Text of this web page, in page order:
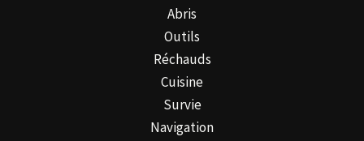
du
produit
Abris
Outils
Réchauds
Cuisine
Survie
Navigation